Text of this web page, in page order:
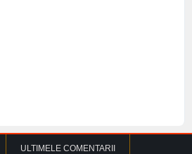
ULTIMELE COMENTARII